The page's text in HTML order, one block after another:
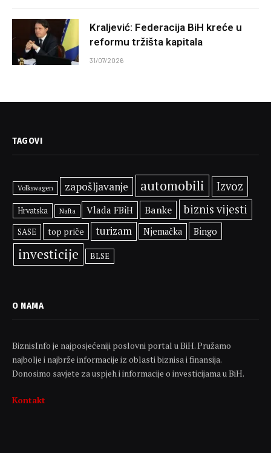
Kraljević: Federacija BiH kreće u
reformu tržišta kapitala
31/07/2026
TAGOVI
Volkswagen zapošljavanje automobili Izvoz
Hrvatska Nafta Vlada FBiH Banke biznis vijesti
SASE top priče turizam Njemačka Bingo
investicije BLSE
O NAMA
BiznisInfo je najposjećeniji poslovni portal u BiH. Pružamo
najbolje i najbrže informacije iz oblasti biznisa i finansija.
Donosimo savjete za uspjeh i informacije o investicijama u BiH.
Kontakt